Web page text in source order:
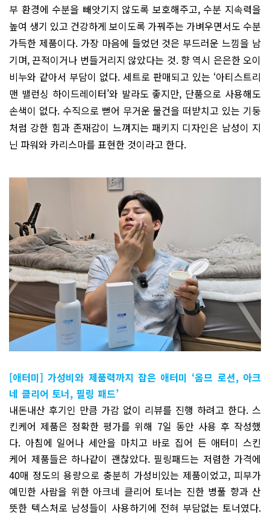
부 환경에 수분을 빼앗기지 않도록 보호해주고, 수분 지속력을
높여 생기 있고 건강하게 보이도록 가꿔주는 가벼우면서도 수분
가득한 제품이다. 가장 마음에 들었던 것은 부드러운 느낌을 남
기며, 끈적이거나 번들거리지 않았다는 것. 향 역시 은은한 오이
비누와 같아서 부담이 없다. 세트로 판매되고 있는 ‘아티스트리
맨 밸런싱 하이드레이터’와 발라도 좋지만, 단품으로 사용해도
손색이 없다. 수직으로 뻗어 무거운 물건을 떠받치고 있는 기둥
처럼 강한 힘과 존재감이 느껴지는 패키지 디자인은 남성이 지
닌 파워와 카리스마를 표현한 것이라고 한다.
[애터미] 가성비와 제품력까지 잡은 애터미 ‘옴므 로션, 아크
네 클리어 토너, 필링 패드’
내돈내산 후기인 만큼 가감 없이 리뷰를 진행 하려고 한다. 스
킨케어 제품은 정확한 평가를 위해 7일 동안 사용 후 작성했
다. 아침에 일어나 세안을 마치고 바로 집어 든 애터미 스킨
케어 제품들은 하나같이 괜찮았다. 필링패드는 저렴한 가격에
40매 정도의 용량으로 충분히 가성비있는 제품이었고, 피부가
예민한 사람을 위한 아크네 클리어 토너는 진한 병풀 향과 산
뜻한 텍스처로 남성들이 사용하기에 전혀 부담없는 토너였다.